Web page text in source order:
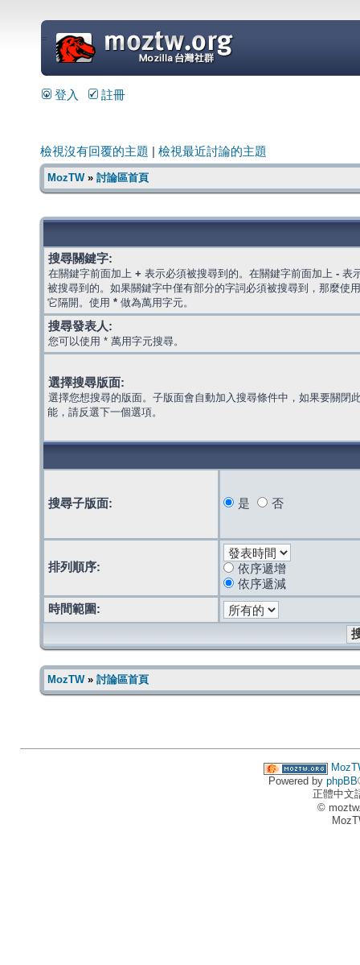
=
登入 註冊
檢視沒有回覆的主題 檢視最近討論的主題
MozTW» 討論區首頁
搜尋關鍵字:
在關鍵字前面加上 + 表示必須被搜尋到的。在關鍵字前面加上 - 表
被搜尋到的。如果關鍵字中僅有部分的字詞必須被搜尋到，那麼使
它隔開。使用 * 做為萬用字元。
搜尋發表人:
您可以使用 * 萬用字元搜尋。
選擇搜尋版面:
選擇您想搜尋的版面。子版面會自動加入搜尋條件中，如果要關閉
能，請反選下一個選項。
搜尋子版面: 是 否
排列順序:
依序遞增
依序遞減
時間範圍:
MozTW» 討論區首頁
Powered by phpBB
正體中文
©